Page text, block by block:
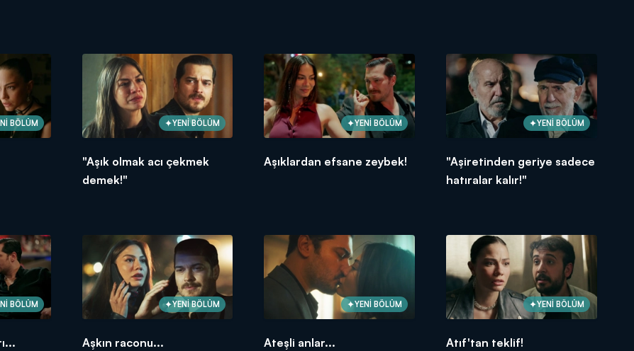
BÖLÜM YENİ BÖLÜM
"Aşık olmak acı çekmek
demek!"
YENİ BÖLÜM
Aşıklardan efsane zeybek!
YENİ BÖLÜM
"Aşiretinden geriye sadece
hatıralar kalır!"
BÖLÜM YENİ BÖLÜM
Aşkın raconu...
YENİ BÖLÜM
Ateşli anlar...
YENİ BÖLÜM
Atıf'tan teklif!